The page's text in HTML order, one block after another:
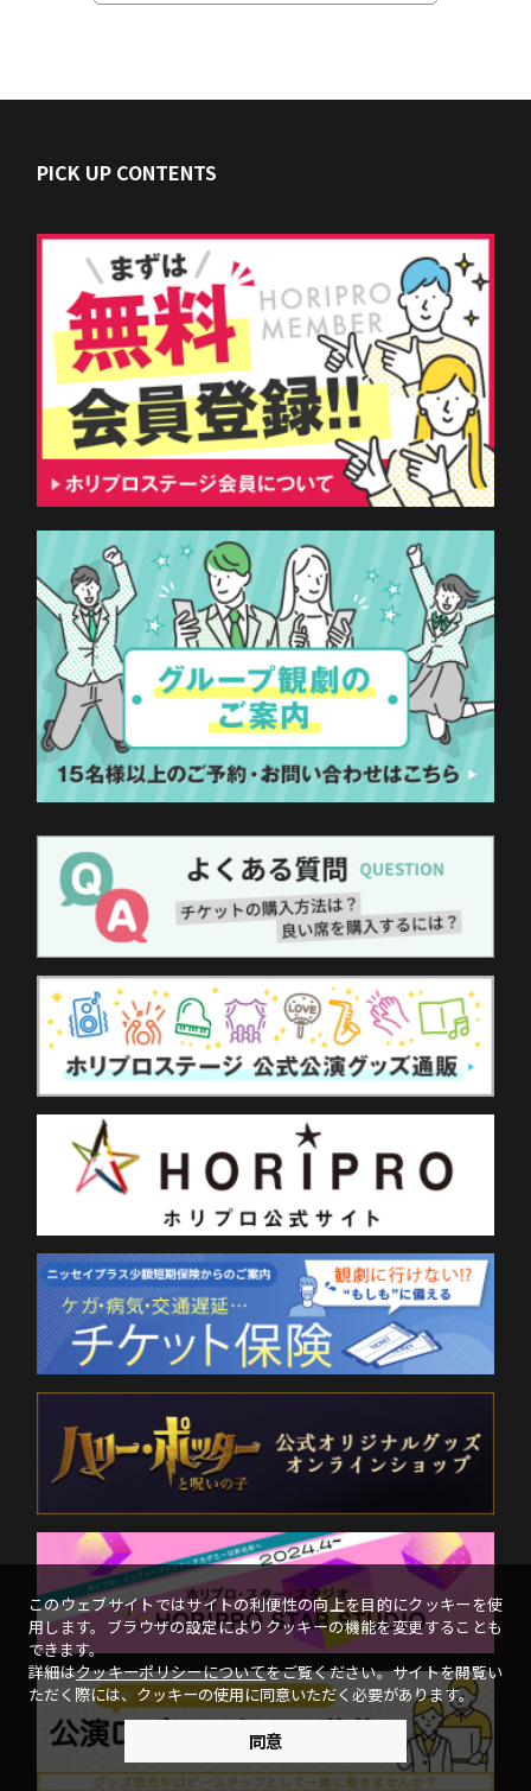
PICK UP CONTENTS
このウェブサイトではサイトの利便性の向上を目的にクッキーを使
用します。ブラウザの設定によりクッキーの機能を変更することも
できます。
詳細はクッキーポリシーについてをご覧ください。サイトを閲覧い
ただく際には、クッキーの使用に同意いただく必要があります。
同意